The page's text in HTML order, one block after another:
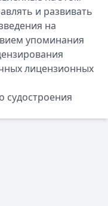
и развивать
на
упоминания
лицензионных
судостроения